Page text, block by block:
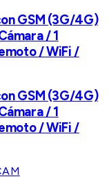
GSM (3G/4G)
/ 1
/ WiFi /
GSM (3G/4G)
/ 1
/ WiFi /